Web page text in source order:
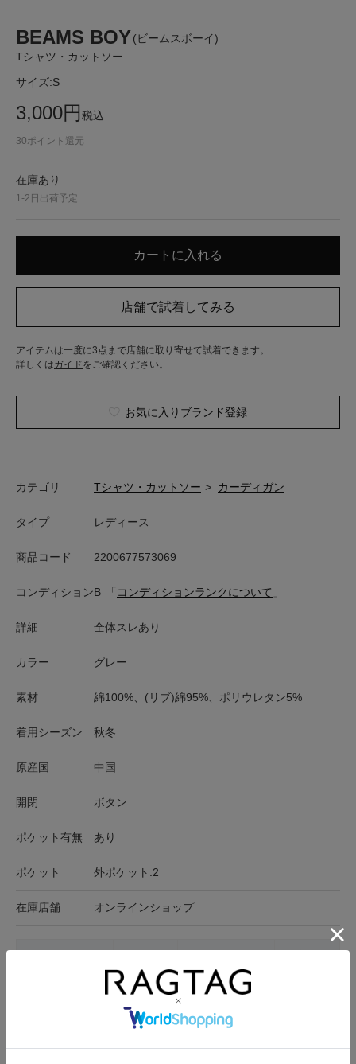
BEAMS BOY(ビームスボーイ)
Tシャツ・カットソー
サイズ:S
3,000円税込
30ポイント還元
在庫あり
1-2日出荷予定
アイテムは一度に3点まで店舗に取り寄せて試着できます。
詳しくはガイド をご確認ください。
お気に入りブランド登録
カテゴリ Tシャツ・カットソー > カーディガン
タイプ レディース
商品コード 2200677573069
コンディションB 「 コンディションランクについて 」
詳細 全体スレあり
カラー グレー
素材 綿100%、(リブ)綿95%、ポリウレタン5%
着用シーズン 秋冬
原産国 中国
開閉 ボタン
ポケット有無 あり
ポケット 外ポケット:2
在庫店舗 オンラインショップ
50.5cm 50cm 54cm
サイズの測り方について